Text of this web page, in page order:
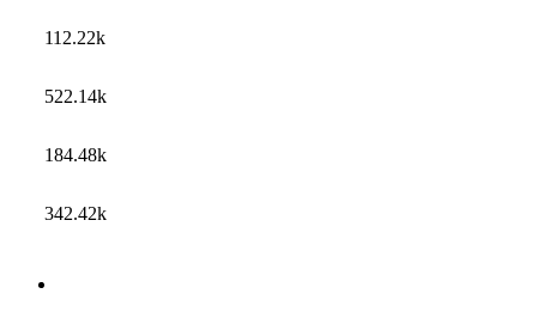
112.22k
522.14k
184.48k
342.42k